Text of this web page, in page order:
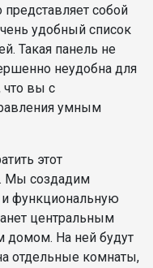
представляет собой
удобный список
Такая панель не
неудобна для
что вы с
умным
этот
Мы создадим
и функциональную
центральным
На ней будут
отдельные комнаты,